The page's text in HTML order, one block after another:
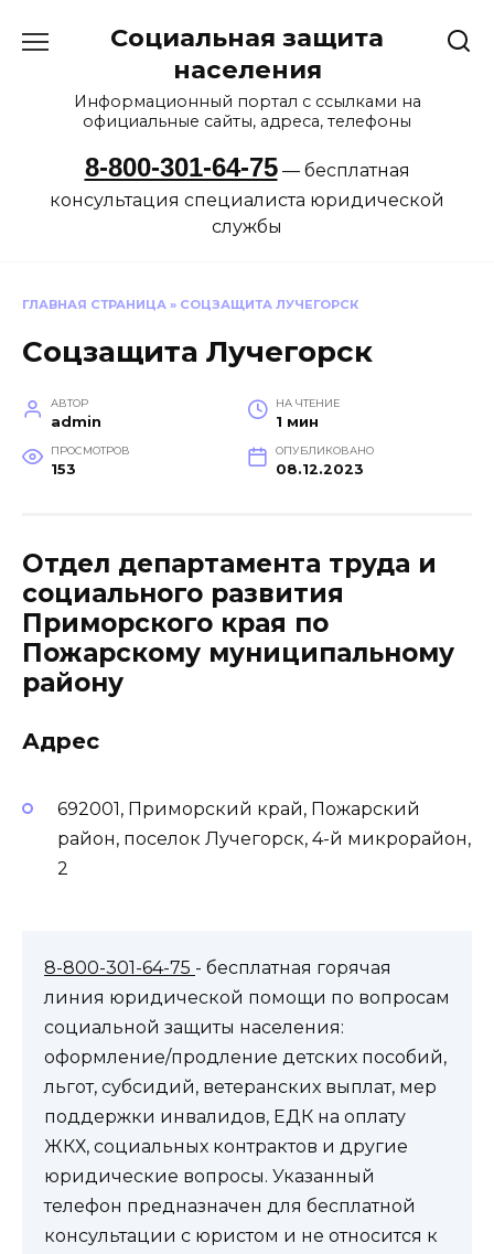
Социальная защита
населения
Информационный портал с ссылками на
официальные сайты, адреса, телефоны
8-800-301-64-75— бесплатная
консультация специалиста юридической
службы
ГЛАВНАЯ СТРАНИЦА » СОЦЗАЩИТА ЛУЧЕГОРСК
Соцзащита Лучегорск
АВТОР
admin
НА ЧТЕНИЕ
1 мин
ПРОСМОТРОВ
153
ОПУБЛИКОВАНО
08.12.2023
Отдел департамента труда и
социального развития
Приморского края по
Пожарскому муниципальному
району
Адрес
692001, Приморский край, Пожарский
район, поселок Лучегорск, 4-й микрорайон,
2
8-800-301-64-75 - бесплатная горячая
линия юридической помощи по вопросам
социальной защиты населения:
оформление/продление детских пособий,
льгот, субсидий, ветеранских выплат, мер
поддержки инвалидов, ЕДК на оплату
ЖКХ, социальных контрактов и другие
юридические вопросы. Указанный
телефон предназначен для бесплатной
консультации с юристом и не относится к